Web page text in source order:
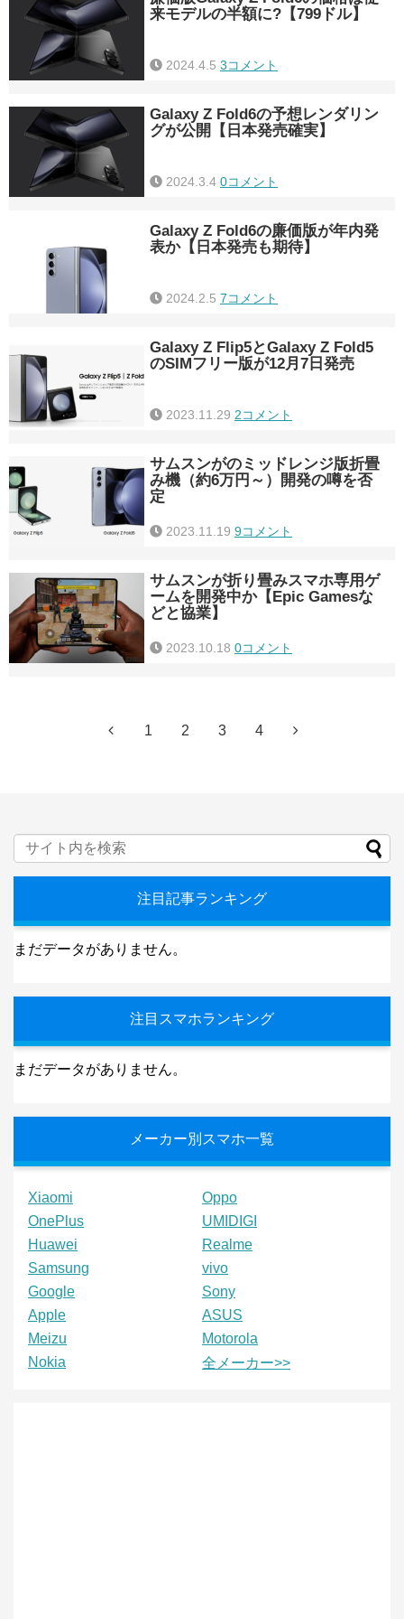
来モデルの半額に?【799ドル】
2024.4.5 3コメント
Galaxy Z Fold6の予想レンダリン
グが公開【日本発売確実】
2024.3.4 0コメント
Galaxy Z Fold6の廉価版が年内発
表か【日本発売も期待】
2024.2.5 7コメント
Galaxy Z Flip5とGalaxy Z Fold5
のSIMフリー版が12月7日発売
2023.11.29 2コメント
サムスンがのミッドレンジ版折畳
み機（約6万円～）開発の噂を否
定
2023.11.19 9コメント
サムスンが折り畳みスマホ専用ゲ
ームを開発中か【Epic Gamesな
どと協業】
2023.10.18 0コメント
1 2 3 4
注目記事ランキング
まだデータがありません。
注目スマホランキング
まだデータがありません。
メーカー別スマホ一覧
Xiaomi
Oppo
OnePlus
UMIDIGI
Huawei
Realme
Samsung
vivo
Google
Sony
Apple
ASUS
Meizu
Motorola
Nokia
全メーカー>>